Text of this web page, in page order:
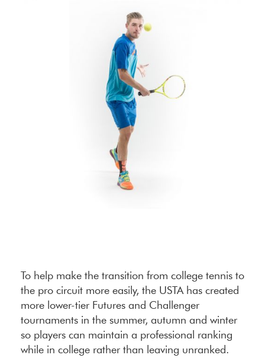
To help make the transition from college tennis to
the pro circuit more easily, the USTA has created
more lower-tier Futures and Challenger
tournaments in the summer, autumn and winter
so players can maintain a professional ranking
while in college rather than leaving unranked.